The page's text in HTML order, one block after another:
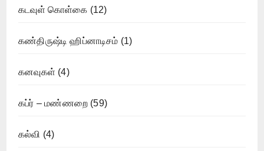
கடவுள் கொள்கை (12)
கண்திருஷ்டி ஹிப்னாடிசம் (1)
கனவுகள் (4)
கப்ர் – மண்ணறை (59)
கல்வி (4)